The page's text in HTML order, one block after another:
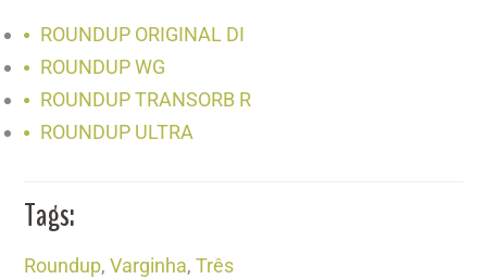
ROUNDUP ORIGINAL DI
ROUNDUP WG
ROUNDUP TRANSORB R
ROUNDUP ULTRA
Tags:
Roundup, Varginha, Três